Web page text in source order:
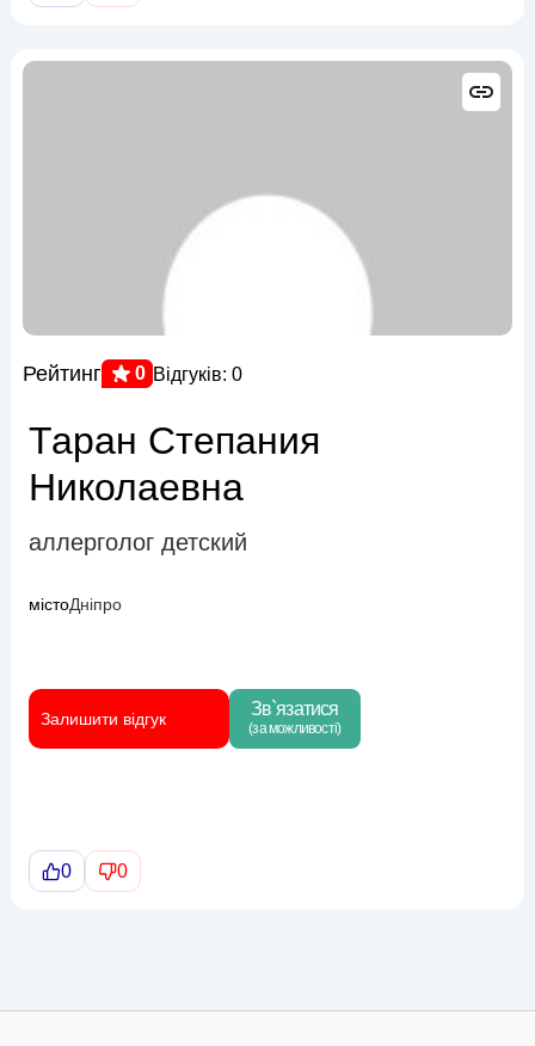
Рейтинг 0 Відгуків: 0
Таран Степания
Николаевна
аллерголог детский
містоДніпро
Залишити відгук Зв`язатися
(за можливості)
0 0